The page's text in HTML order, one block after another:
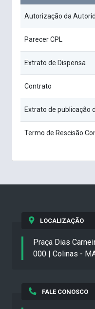
Autorização da
Parecer CPL
Extrato de Dispensa
Contrato
Extrato de publicação
Termo de Rescisão
LOCALIZAÇÃO
Praça Dias
000 | Colinas -
FALE CONOSCO